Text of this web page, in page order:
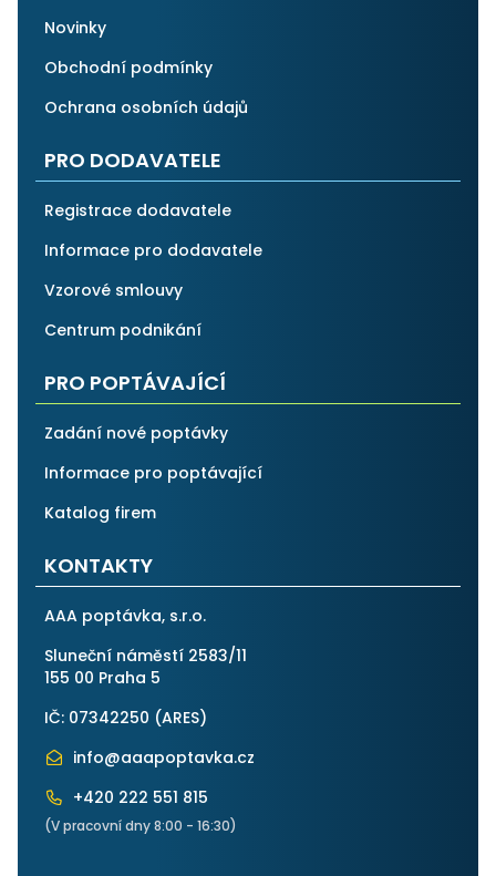
Novinky
Obchodní podmínky
Ochrana osobních údajů
PRO DODAVATELE
Registrace dodavatele
Informace pro dodavatele
Vzorové smlouvy
Centrum podnikání
PRO POPTÁVAJÍCÍ
Zadání nové poptávky
Informace pro poptávající
Katalog firem
KONTAKTY
AAA poptávka, s.r.o.
Sluneční náměstí 2583/11
155 00 Praha 5
IČ: 07342250 (ARES)
info@aaapoptavka.cz
+420 222 551 815
(V pracovní dny 8:00 - 16:30)